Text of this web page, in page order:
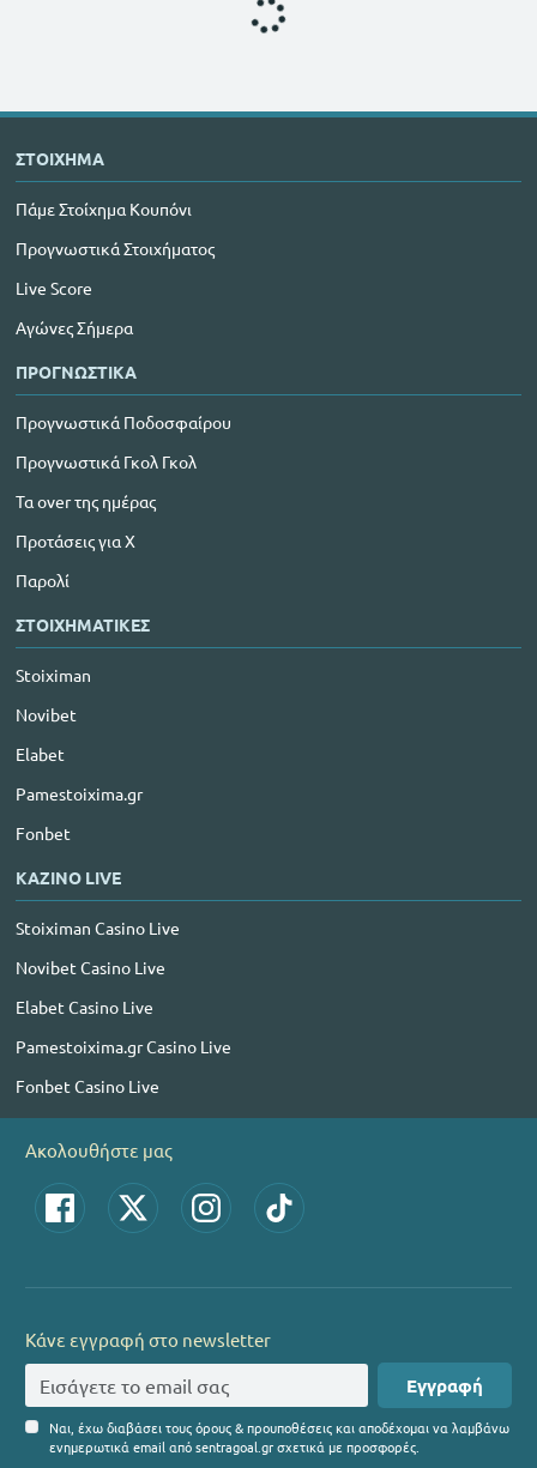
ΣΤΟΙΧΗΜΑ
Πάμε Στοίχημα Κουπόνι
Προγνωστικά Στοιχήματος
Live Score
Αγώνες Σήμερα
ΠΡΟΓΝΩΣΤΙΚΑ
Προγνωστικά Ποδοσφαίρου
Προγνωστικά Γκολ Γκολ
Τα over της ημέρας
Προτάσεις για Χ
Παρολί
ΣΤΟΙΧΗΜΑΤΙΚΕΣ
Stoiximan
Novibet
Elabet
Pamestoixima.gr
Fonbet
ΚΑΖΙΝΟ LIVE
Stoiximan Casino Live
Novibet Casino Live
Elabet Casino Live
Pamestoixima.gr Casino Live
Fonbet Casino Live
Ακολουθήστε μας
Κάνε εγγραφή στο newsletter
Εγγραφή
Ναι, έχω διαβάσει τους όρους & προυποθέσεις και αποδέχομαι να λαμβάνω
ενημερωτικά email από sentragoal.gr σχετικά με προσφορές.